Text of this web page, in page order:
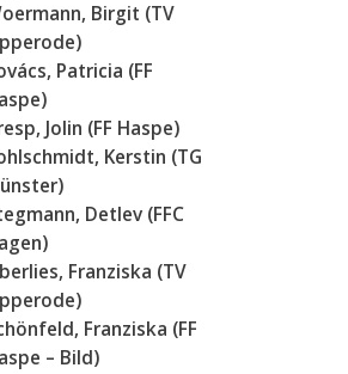
Birgit (TV
Patricia (FF
Jolin (FF Haspe)
Kerstin (TG
Detlev (FFC
Franziska (TV
Franziska (FF
– Bild)